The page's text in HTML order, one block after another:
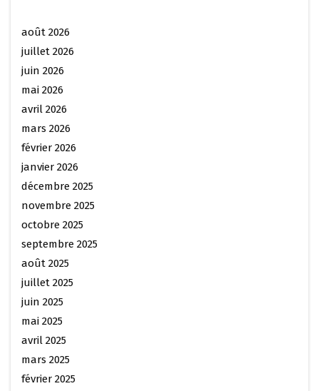
août 2026
juillet 2026
juin 2026
mai 2026
avril 2026
mars 2026
février 2026
janvier 2026
décembre 2025
novembre 2025
octobre 2025
septembre 2025
août 2025
juillet 2025
juin 2025
mai 2025
avril 2025
mars 2025
février 2025